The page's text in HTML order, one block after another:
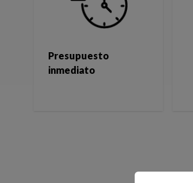
Presupuesto
inmediato